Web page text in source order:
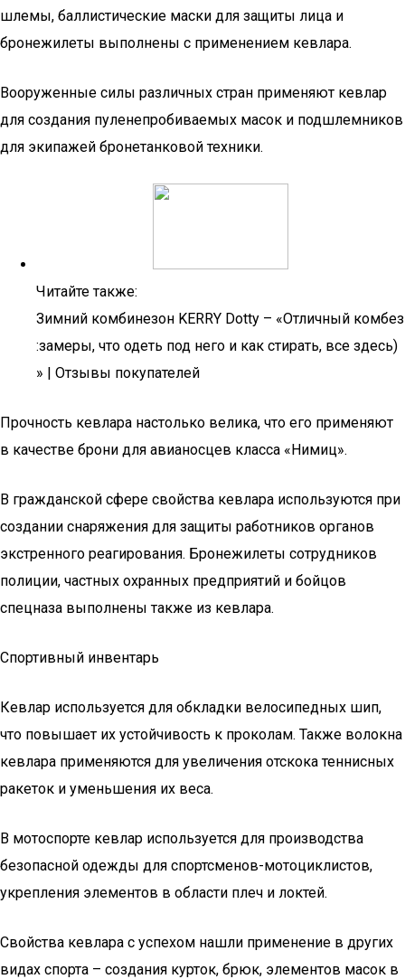
шлемы, баллистические маски для защиты лица и
бронежилеты выполнены с применением кевлара.
Вооруженные силы различных стран применяют кевлар
для создания пуленепробиваемых масок и подшлемников
для экипажей бронетанковой техники.
Читайте также:
Зимний комбинезон KERRY Dotty – «Отличный комбез
:замеры, что одеть под него и как стирать, все здесь)
» | Отзывы покупателей
Прочность кевлара настолько велика, что его применяют
в качестве брони для авианосцев класса «Нимиц».
В гражданской сфере свойства кевлара используются при
создании снаряжения для защиты работников органов
экстренного реагирования. Бронежилеты сотрудников
полиции, частных охранных предприятий и бойцов
спецназа выполнены также из кевлара.
Спортивный инвентарь
Кевлар используется для обкладки велосипедных шип,
что повышает их устойчивость к проколам. Также волокна
кевлара применяются для увеличения отскока теннисных
ракеток и уменьшения их веса.
В мотоспорте кевлар используется для производства
безопасной одежды для спортсменов-мотоциклистов,
укрепления элементов в области плеч и локтей.
Свойства кевлара с успехом нашли применение в других
видах спорта – создания курток, брюк, элементов масок в